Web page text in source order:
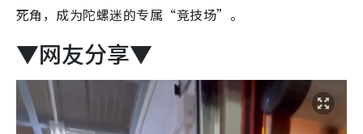
死角，成为陀螺迷的专属“竞技场”。
▼网友分享▼